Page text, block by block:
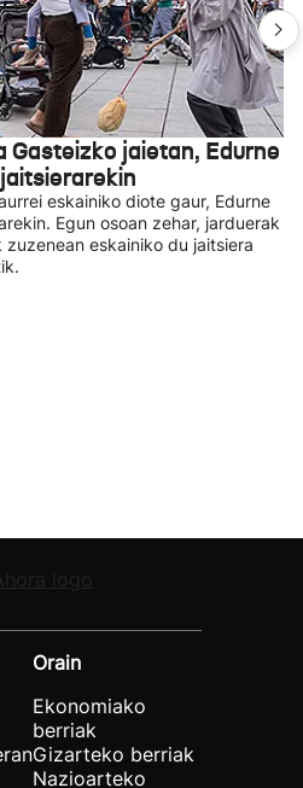
jaietan, Edurne
eskainiko diote gaur, Edurne
Egun osoan zehar, jarduerak
eskainiko du jaitsiera
Orain
Ekonomiako
berriak
Gizarteko berriak
Nazioarteko